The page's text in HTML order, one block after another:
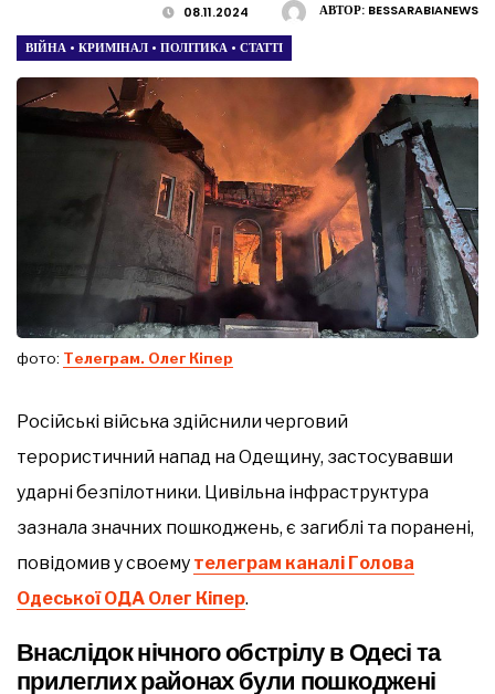
АВТОР: BESSARABIANEWS
08.11.2024
ВІЙНА • КРИМІНАЛ • ПОЛІТИКА • СТАТТІ
фото: Телеграм. Олег Кіпер
Російські війська здійснили черговий
терористичний напад на Одещину, застосувавши
ударні безпілотники. Цивільна інфраструктура
зазнала значних пошкоджень, є загиблі та поранені,
повідомив у своему телеграм каналі Голова
Одеської ОДА Олег Кіпер.
Внаслідок нічного обстрілу в Одесі та
прилеглих районах були пошкоджені